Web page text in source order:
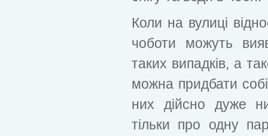
Коли на вулиці
чоботи можуть
таких випадків, а
можна придбати
них дійсно дуже
тільки про одну